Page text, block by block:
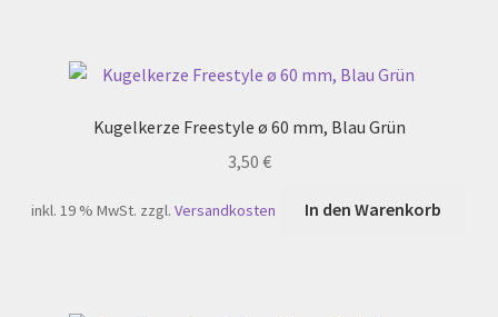
Kugelkerze Freestyle ø 60 mm, Blau Grün
3,50 €
inkl. 19 % MwSt. zzgl.Versandkosten In den Warenkorb